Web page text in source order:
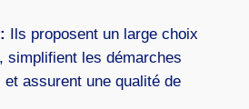
Ils proposent un large choix
simplifient les démarches
assurent une qualité de